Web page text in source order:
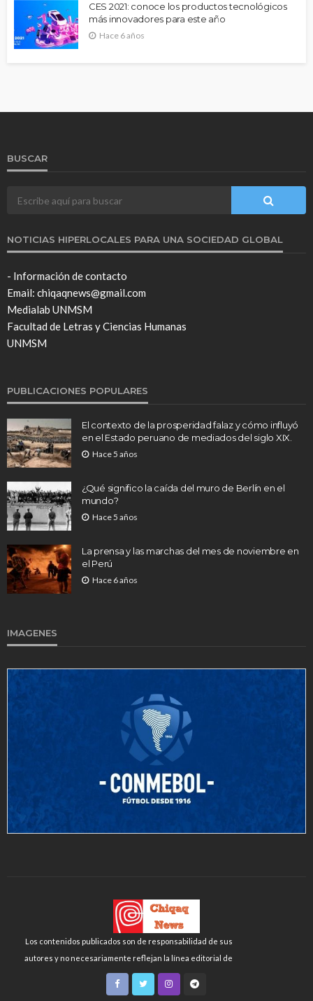
CES 2021: conoce los productos tecnológicos
más innovadores para este año
Hace 6 años
BUSCAR
NOTICIAS HIPERLOCALES PARA UNA SOCIEDAD GLOBAL
- Información de contacto
Email: chiqaqnews@gmail.com
Medialab UNMSM
Facultad de Letras y Ciencias Humanas
UNMSM
PUBLICACIONES POPULARES
El contexto de la prosperidad falaz y cómo influyó
en el Estado peruano de mediados del siglo XIX.
Hace 5 años
¿Qué significo la caída del muro de Berlín en el
mundo?
Hace 5 años
La prensa y las marchas del mes de noviembre en
el Perú
Hace 6 años
IMAGENES
Los contenidos publicados son de responsabilidad de sus
autores y no necesariamente reflejan la línea editorial de
Chiqaq News o de la FLCH-UNMSM.